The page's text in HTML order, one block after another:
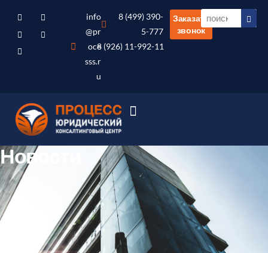
info
@pr
oce
sss.r
u
8 (499) 390-
5-777
8 (926) 11-992-11
Заказать
звонок
Новости